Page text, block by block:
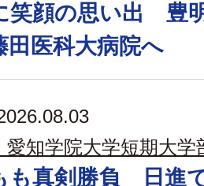
笑顔の思い出 豊
医科大病院へ
愛知学院大学短期大学
も真剣勝負 日進